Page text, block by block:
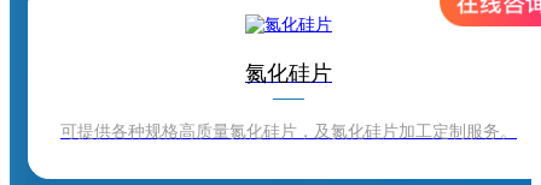
氮化硅片
可提供各种规格高质量氮化硅片，及氮化硅片加工定制服务。